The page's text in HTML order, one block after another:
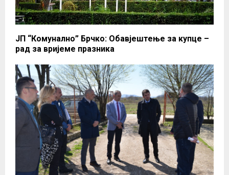
ЈП “Комунално” Брчко: Обавјештење за купце –
рад за вријеме празника